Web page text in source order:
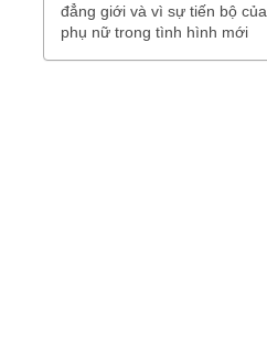
đẳng giới và vì sự tiến bộ của
phụ nữ trong tình hình mới